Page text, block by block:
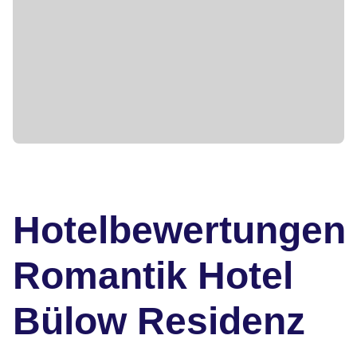
Hotelbewertungen
Romantik Hotel
Bülow Residenz